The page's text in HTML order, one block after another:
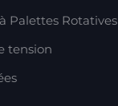
Palettes Rotatives
tension